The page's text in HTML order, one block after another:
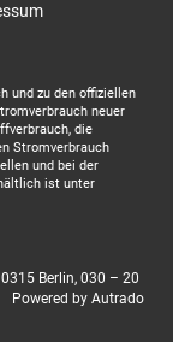
und zu den offiziellen
neuer
die
Stromverbrauch
und bei der
ist unter
Berlin, 030 – 20
Powered by Autrado